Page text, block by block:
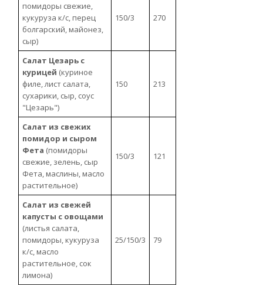
помидоры свежие,
кукуруза к/с, перец
болгарский, майонез,
сыр)
150/3 270
Салат Цезарь с
курицей (куриное
филе, лист салата,
сухарики, сыр, соус
"Цезарь")
150 213
Салат из свежих
помидор и сыром
Фета (помидоры
свежие, зелень, сыр
Фета, маслины, масло
растительное)
150/3 121
Салат из свежей
капусты с овощами
(листья салата,
помидоры, кукуруза
к/с, масло
растительное, сок
лимона)
25/150/3 79